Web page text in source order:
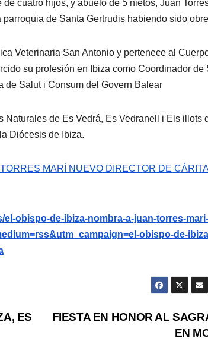
cuatro hijos, y abuelo de 5 nietos, Juan
de Santa Gertrudis habiendo sido
Veterinaria San Antonio y pertenece al
su profesión en Ibiza como Coordinador de
de Salut i Consum del Govern Balear
de Es Vedrá, Es Vedranell i Els illots
Diócesis de Ibiza.
MARÍ NUEVO DIRECTOR DE
el-obispo-de-ibiza-nombra-a-juan-torres-
obispo-de-
FIESTA EN HONOR AL
EN
ES